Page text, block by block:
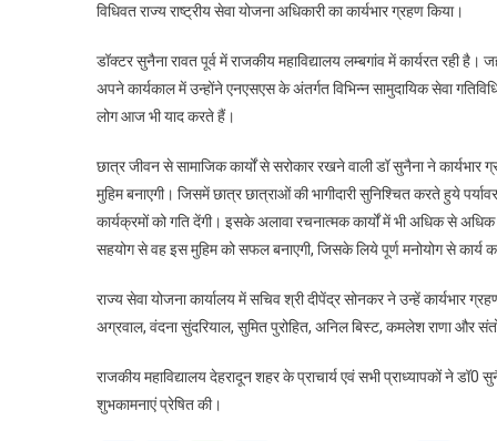
विधिवत राज्य राष्ट्रीय सेवा योजना अधिकारी का कार्यभार ग्रहण किया।
डॉक्टर सुनैना रावत पूर्व में राजकीय महाविद्यालय लम्बगांव में कार्यरत रही है।
अपने कार्यकाल में उन्होंने एनएसएस के अंतर्गत विभिन्न सामुदायिक सेवा
लोग आज भी याद करते हैं।
छात्र जीवन से सामाजिक कार्यों से सरोकार रखने वाली डॉ सुनैना ने
मुहिम बनाएगी। जिसमें छात्र छात्राओं की भागीदारी सुनिश्चित करते हुये
कार्यक्रमों को गति देंगी। इसके अलावा रचनात्मक कार्यों में भी अधिक से
सहयोग से वह इस मुहिम को सफल बनाएगी, जिसके लिये पूर्ण मनोयोग से कार्य
राज्य सेवा योजना कार्यालय में सचिव श्री दीपेंद्र सोनकर ने उन्हें कार्यभार
अग्रवाल, वंदना सुंदरियाल, सुमित पुरोहित, अनिल बिस्ट, कमलेश राणा और
राजकीय महाविद्यालय देहरादून शहर के प्राचार्य एवं सभी प्राध्यापकों ने डॉ0
शुभकामनाएं प्रेषित की।